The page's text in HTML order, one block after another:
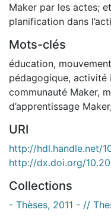
Maker par les actes;
planification dans
Mots-clés
éducation,
pédagogique, activité
communauté Maker,
d’apprentissage Maker,
URI
http://hdl.handle.net/
http://dx.doi.org/
Collections
- Thèses, 2011 - //